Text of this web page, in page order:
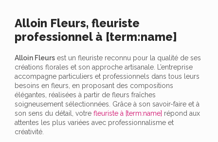
Alloin Fleurs, fleuriste
professionnel à [term:name]
Alloin Fleurs est un fleuriste reconnu pour la qualité de ses
créations florales et son approche artisanale. L’entreprise
accompagne particuliers et professionnels dans tous leurs
besoins en fleurs, en proposant des compositions
élégantes, réalisées à partir de fleurs fraîches
soigneusement sélectionnées. Grâce à son savoir-faire et à
son sens du détail, votre fleuriste à [term:name] répond aux
attentes les plus variées avec professionnalisme et
créativité.